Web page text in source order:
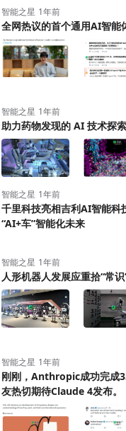
智能之星 1年前
全网热议的首个通用AI智
智能之星 1年前
助力药物发现的 AI 技术探索
智能之星 1年前
千里科技亮相吉利AI智能科
“AI+车”智能化未来
智能之星 1年前
人形机器人发展应重拾“常
智能之星 1年前
刚刚，Anthropic成功完成
友热切期待Claude 4发布。